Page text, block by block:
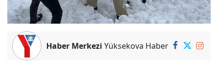
Haber Merkezi Yüksekova Haber